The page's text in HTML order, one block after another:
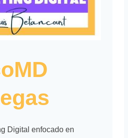
Digital enfocado en